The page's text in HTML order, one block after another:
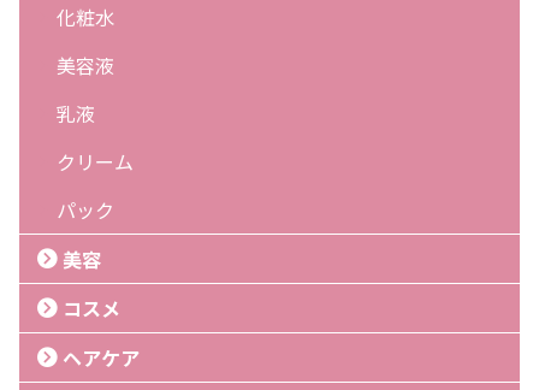
化粧水
美容液
乳液
クリーム
パック
美容
コスメ
ヘアケア